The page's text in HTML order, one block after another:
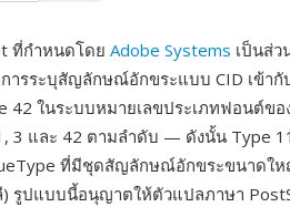
ที่กำหนดโดย Adobe Systems เป็นส่ว
ารระบุสัญลักษณ์อักขระแบบ CID เข้า
ในระบบหมายเลขประเภทฟอนต์ขอ
3 และ 42 ตามลำดับ — ดังนั้น Type
ที่มีชุดสัญลักษณ์อักขระขนาดให
) รูปแบบนี้อนุญาตให้ตัวแปลภาษา